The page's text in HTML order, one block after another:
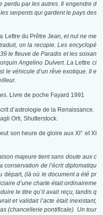
perdu par les autres. Il engendre d
serpents qui gardent le pays des
la Lettre du Prêtre Jean, et nul ne me
on la recopie. Les encyclopé
le fleuve de Paradis et les soixan
Angelino Dulvert. La Lettre ci
le véhicule d’un rêve exotique. Il e
Livre de poche Fayard 1991
d’astrologie de la Renaissance.
Orti, Shutterstock.
son heure de gloire aux XI° et XI
majeure tient sans doute aux c
conservation de l’écrit diplomatiqu
départ, (là où le document a été pr
d’une charte était ordinaireme
le titre qu’il avait reçu, tandis q
et validait l’acte était inexistant,
(chancellerie pontificale). Un tour